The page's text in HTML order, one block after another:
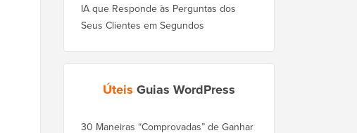
IA que Responde às Perguntas dos
Seus Clientes em Segundos
Úteis Guias WordPress
30 Maneiras “Comprovadas” de Ganhar